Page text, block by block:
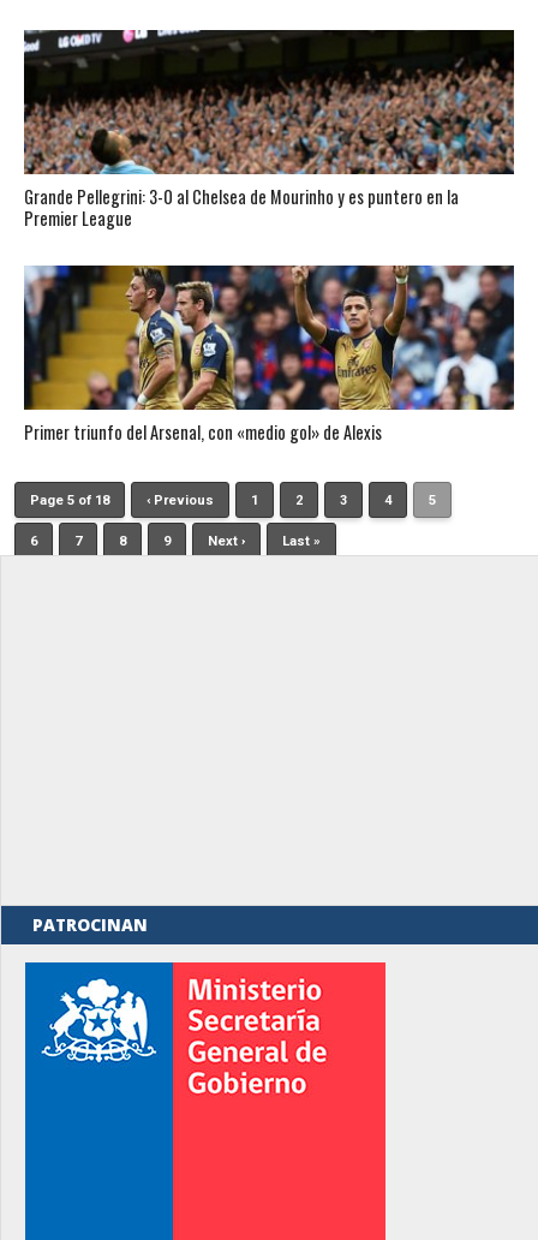
Grande Pellegrini: 3-0 al Chelsea de Mourinho y es puntero en la
Premier League
Primer triunfo del Arsenal, con «medio gol» de Alexis
Page 5 of 18 ‹ Previous 1 2 3 4 5
6 7 8 9 Next › Last »
PATROCINAN